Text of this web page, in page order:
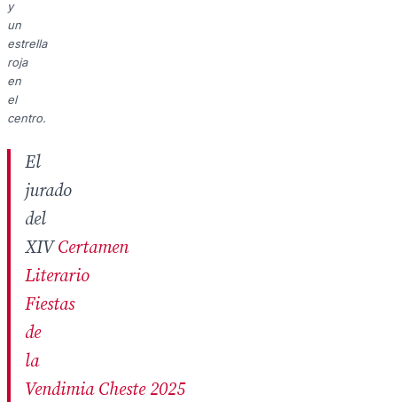
y
un
estrella
roja
en
el
centro.
El
jurado
del
XIVCertamen
Literario
Fiestas
de
la
Vendimia Cheste 2025